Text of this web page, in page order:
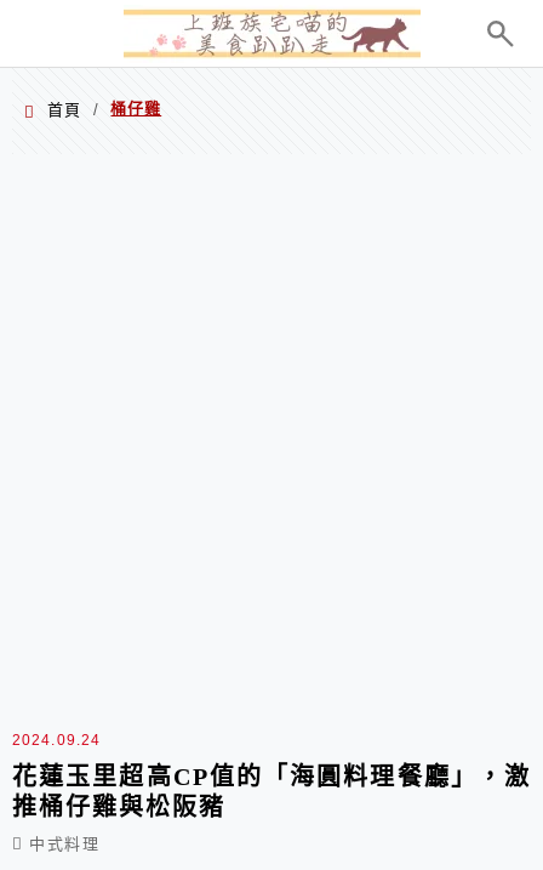
首頁 / 桶仔雞
2024.09.24
花蓮玉里超高CP值的「海圓料理餐廳」，激
推桶仔雞與松阪豬
中式料理